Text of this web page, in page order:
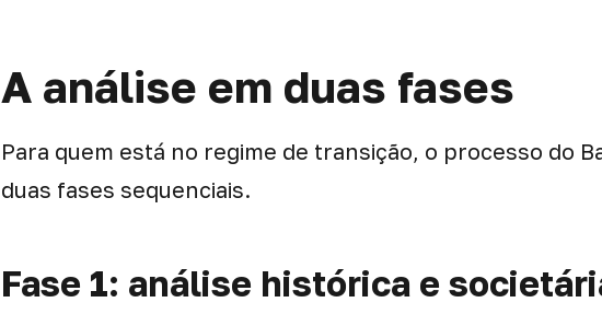
A análise em duas fases
Para quem está no regime de transição, o processo do
duas fases sequenciais.
Fase 1: análise histórica e